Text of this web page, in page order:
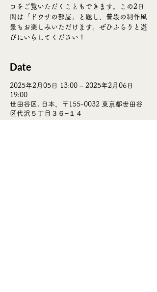
コをご覧いただくこともできます。この2日
間は「ドウサの部屋」と題し、普段の制作風
景もお楽しみいただけます。ぜひふらりと遊
びにいらしてください！
Date
2025年2月05日 13:00 – 2025年2月06日
19:00
世田谷区, 日本、〒155-0032 東京都世田谷
区代沢５丁目３６−１４